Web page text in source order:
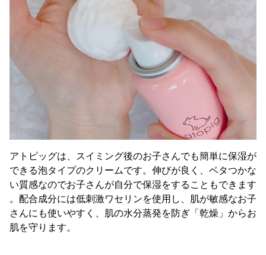
アトピッグは、スイミング後のお子さんでも簡単に保湿が
できる泡タイプのクリームです。伸びが良く、ベタつかな
い質感なのでお子さんが自分で保湿をすることもできます
。配合成分には低刺激ワセリンを使用し、肌が敏感なお子
さんにも使いやすく、肌の水分蒸発を防ぎ「乾燥」からお
肌を守ります。